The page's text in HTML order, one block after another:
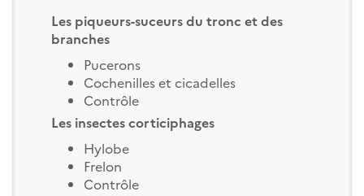
Les piqueurs-suceurs du tronc et des
branches
Pucerons
Cochenilles et cicadelles
Contrôle
Les insectes corticiphages
Hylobe
Frelon
Contrôle